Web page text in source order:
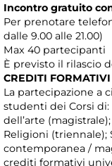
Incontro gratuito
Per prenotare
dalle 9.00 alle 21.00)
Max 40 partecipanti
È previsto il rilascio
CREDITI
La partecipazione a
studenti dei Corsi
dell’arte
Religioni (triennale);
contemporanea /
crediti formativi